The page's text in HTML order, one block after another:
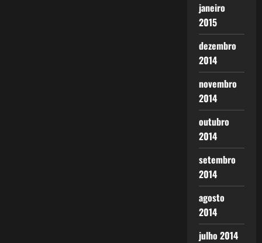
janeiro
2015
dezembro
2014
novembro
2014
outubro
2014
setembro
2014
agosto
2014
julho 2014